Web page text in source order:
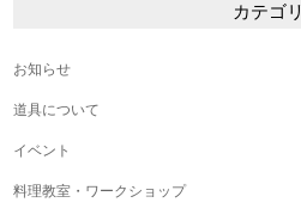
カテゴリ
お知らせ
道具について
イベント
料理教室・ワークショップ